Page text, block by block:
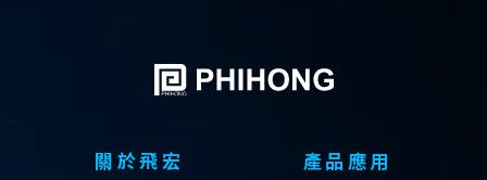
關於飛宏 產品應用